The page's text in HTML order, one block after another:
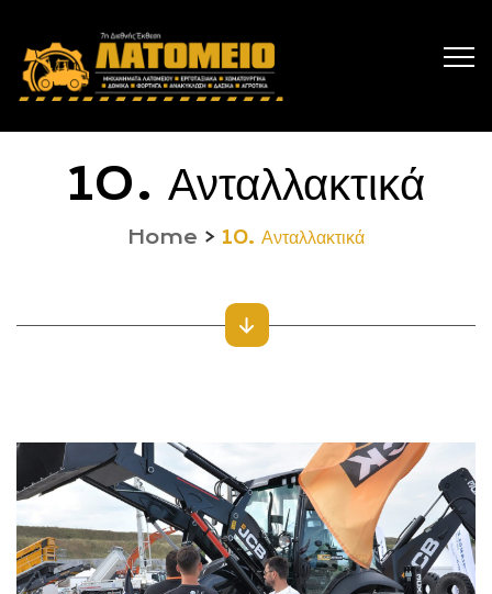
10. Ανταλλακτικά
Home > 10. Ανταλλακτικά